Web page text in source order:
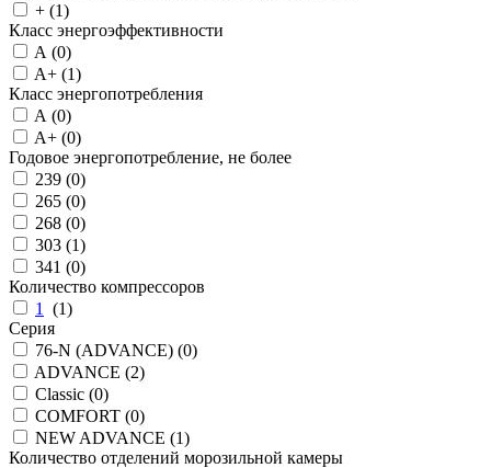
+ (1)
Класс энергоэффективности
A (0)
A+ (1)
Класс энергопотребления
A (0)
A+ (0)
Годовое энергопотребление, не более
239 (0)
265 (0)
268 (0)
303 (1)
341 (0)
Количество компрессоров
1
(1)
Серия
76-N (ADVANCE) (0)
ADVANCE (2)
Classic (0)
COMFORT (0)
NEW ADVANCE (1)
Количество отделений морозильной камеры